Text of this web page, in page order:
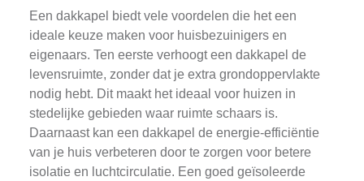
Een dakkapel biedt vele voordelen die het een
ideale keuze maken voor huisbezuinigers en
eigenaars. Ten eerste verhoogt een dakkapel de
levensruimte, zonder dat je extra grondoppervlakte
nodig hebt. Dit maakt het ideaal voor huizen in
stedelijke gebieden waar ruimte schaars is.
Daarnaast kan een dakkapel de energie-efficiëntie
van je huis verbeteren door te zorgen voor betere
isolatie en luchtcirculatie. Een goed geïsoleerde